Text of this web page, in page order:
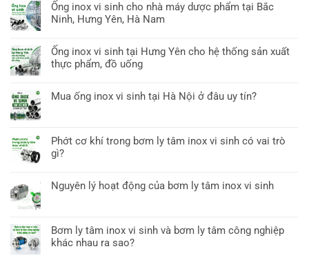
Ống inox vi sinh cho nhà máy dược phẩm tại Bắc
Ninh, Hưng Yên, Hà Nam
Ống inox vi sinh tại Hưng Yên cho hệ thống sản xuất
thực phẩm, đồ uống
Mua ống inox vi sinh tại Hà Nội ở đâu uy tín?
Phớt cơ khí trong bơm ly tâm inox vi sinh có vai trò
gì?
Nguyên lý hoạt động của bơm ly tâm inox vi sinh
Bơm ly tâm inox vi sinh và bơm ly tâm công nghiệp
khác nhau ra sao?